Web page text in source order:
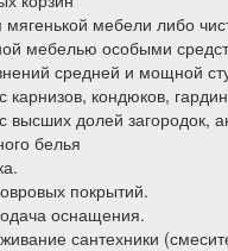
мебели либо
мебелью особыми
средней и мощной
карнизов, кондюков, гардин
высших долей загородок,
белья
покрытий.
оснащения.
сантехники